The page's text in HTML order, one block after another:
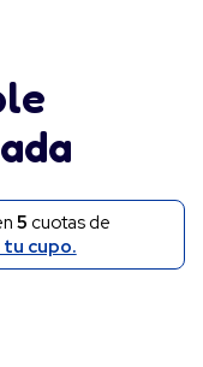
5 cuotas de
cupo.